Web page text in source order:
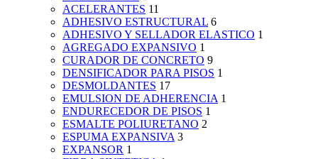
ACELERANTES 11
ADHESIVO ESTRUCTURAL 6
ADHESIVO Y SELLADOR ELASTICO 1
AGREGADO EXPANSIVO 1
CURADOR DE CONCRETO 9
DENSIFICADOR PARA PISOS 1
DESMOLDANTES 17
EMULSION DE ADHERENCIA 1
ENDURECEDOR DE PISOS 1
ESMALTE POLIURETANO 2
ESPUMA EXPANSIVA 3
EXPANSOR 1